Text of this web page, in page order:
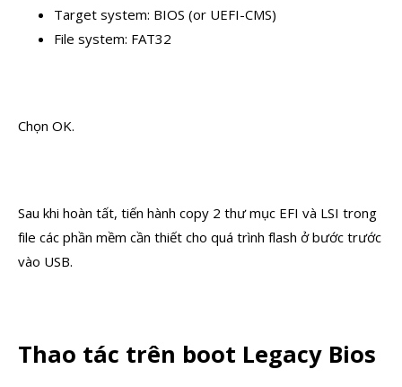
Target system: BIOS (or UEFI-CMS)
File system: FAT32
Chọn OK.
Sau khi hoàn tất, tiến hành copy 2 thư mục EFI và LSI trong
file các phần mềm cần thiết cho quá trình flash ở bước trước
vào USB.
Thao tác trên boot Legacy Bios